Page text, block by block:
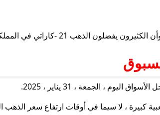
، وخاصة فئة الشباب قادم للزواج.
الجمعة ، 31 يناير ، 2025.
كبيرة ، لا سيما في أوقات ارتفاع سعر الذهب